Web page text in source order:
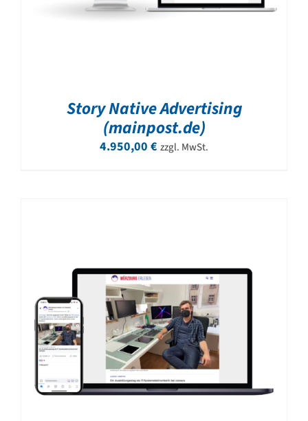
Story Native Advertising
(mainpost.de)
4.950,00 € zzgl. MwSt.